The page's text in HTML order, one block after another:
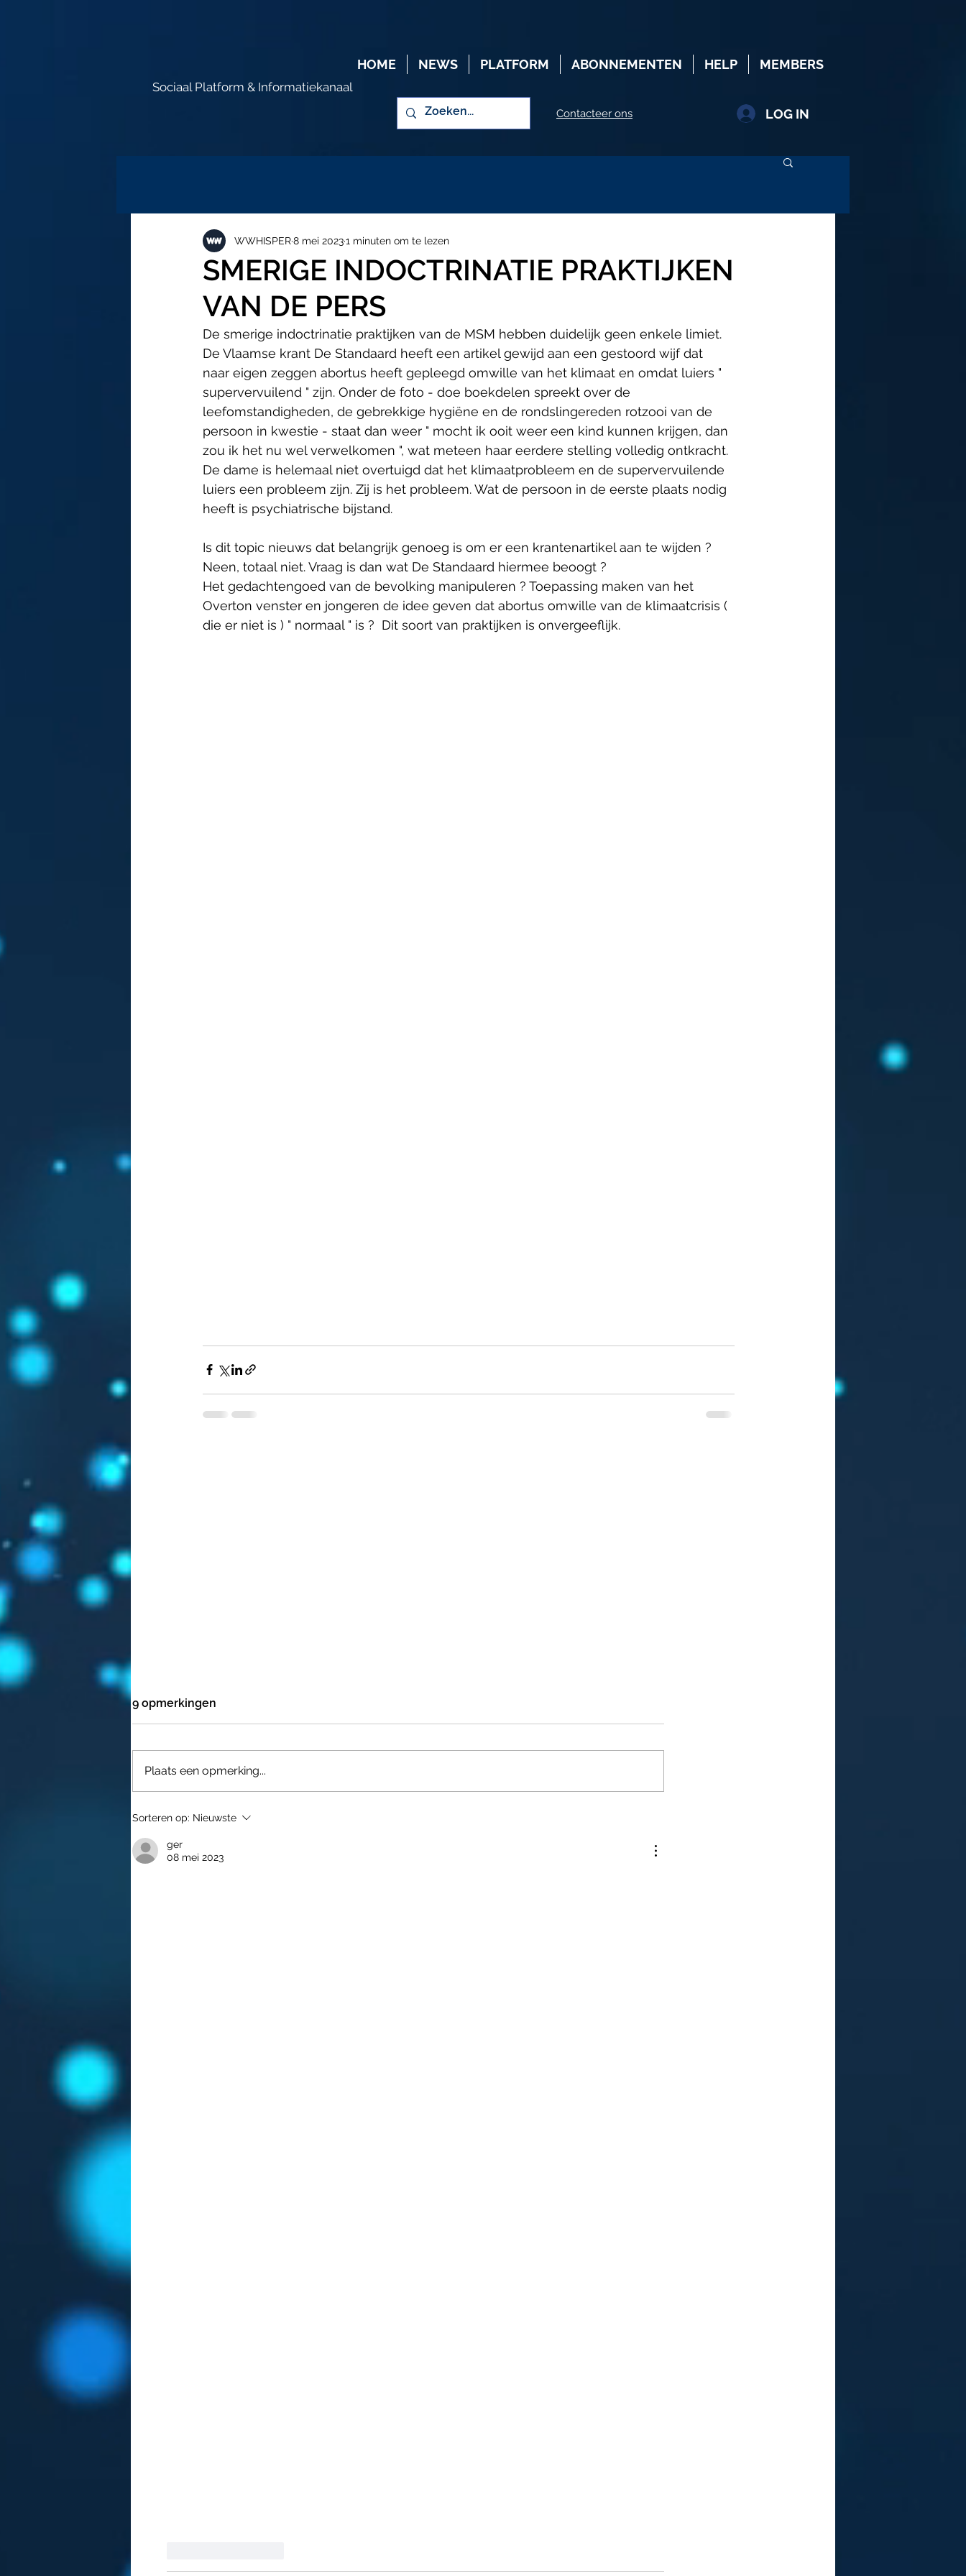
HOME NEWS PLATFORM ABONNEMENTEN HELP MEMBERS
Sociaal Platform & Informatiekanaal
Contacteer ons LOG IN
SMERIGE INDOCTRINATIE PRAKTIJKEN
VAN DE PERS
WWHISPER8 mei 20231 minuten om te lezen
De smerige indoctrinatie praktijken van de MSM hebben duidelijk geen enkele limiet.
De Vlaamse krant De Standaard heeft een artikel gewijd aan een gestoord wijf dat
naar eigen zeggen abortus heeft gepleegd omwille van het klimaat en omdat luiers "
supervervuilend " zijn. Onder de foto - doe boekdelen spreekt over de
leefomstandigheden, de gebrekkige hygiëne en de rondslingereden rotzooi van de
persoon in kwestie - staat dan weer " mocht ik ooit weer een kind kunnen krijgen, dan
zou ik het nu wel verwelkomen ", wat meteen haar eerdere stelling volledig ontkracht.
De dame is helemaal niet overtuigd dat het klimaatprobleem en de supervervuilende
luiers een probleem zijn. Zij is het probleem. Wat de persoon in de eerste plaats nodig
heeft is psychiatrische bijstand.
Is dit topic nieuws dat belangrijk genoeg is om er een krantenartikel aan te wijden ?
Neen, totaal niet. Vraag is dan wat De Standaard hiermee beoogt ?
Het gedachtengoed van de bevolking manipuleren ? Toepassing maken van het
Overton venster en jongeren de idee geven dat abortus omwille van de klimaatcrisis (
die er niet is ) " normaal " is ?  Dit soort van praktijken is onvergeeflijk.
FAUCI " DE BESTE
VACCINATIE IS BESMET
GERAKEN "
9 opmerkingen
Plaats een opmerking...
Sorteren op: Nieuwste
ger
08 mei 2023